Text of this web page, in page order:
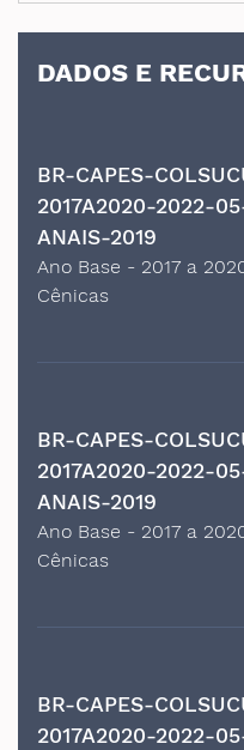
DADOS E
BR-CAPES-
2017A2020-2022-
ANAIS-2019
Ano Base - 2017 a
Cênicas
BR-CAPES-
2017A2020-2022-
ANAIS-2019
Ano Base - 2017 a
Cênicas
BR-CAPES-
2017A2020-2022-